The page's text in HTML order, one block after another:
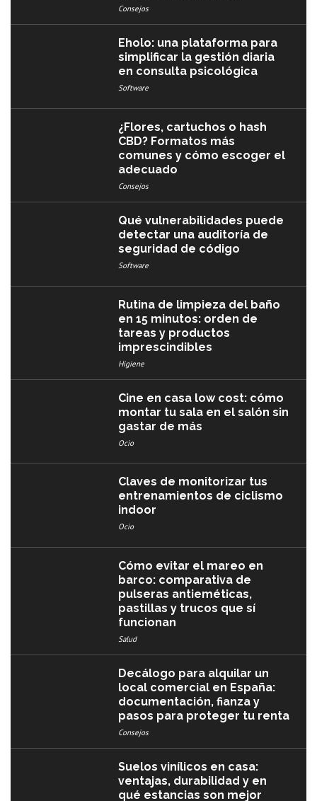
Consejos
Eholo: una plataforma para
simplificar la gestión diaria
en consulta psicológica
Software
¿Flores, cartuchos o hash
CBD? Formatos más
comunes y cómo escoger el
adecuado
Consejos
Qué vulnerabilidades puede
detectar una auditoría de
seguridad de código
Software
Rutina de limpieza del baño
en 15 minutos: orden de
tareas y productos
imprescindibles
Higiene
Cine en casa low cost: cómo
montar tu sala en el salón sin
gastar de más
Ocio
Claves de monitorizar tus
entrenamientos de ciclismo
indoor
Ocio
Cómo evitar el mareo en
barco: comparativa de
pulseras antieméticas,
pastillas y trucos que sí
funcionan
Salud
Decálogo para alquilar un
local comercial en España:
documentación, fianza y
pasos para proteger tu renta
Consejos
Suelos vinílicos en casa:
ventajas, durabilidad y en
qué estancias son mejor